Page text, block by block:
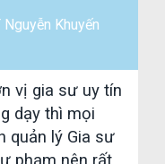
Cô Duyên
bên Gia sư Nhân
nghiêm chỉnh và
đa số là học sinh
nên rất dễ dạy.